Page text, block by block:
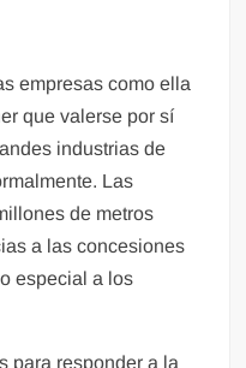
empresas como ella
que valerse por sí
industrias de
Las
de metros
a las concesiones
especial a los
para responder a la